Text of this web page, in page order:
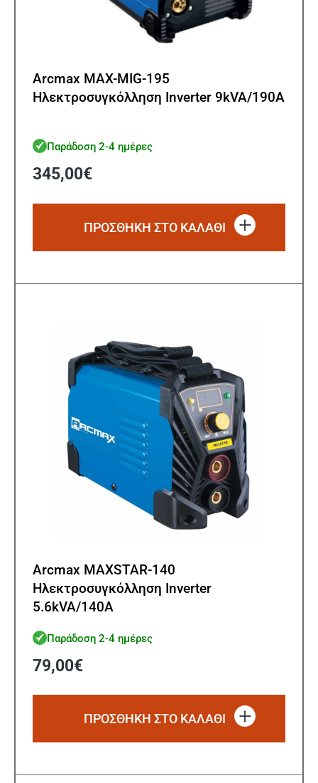
Arcmax MAX-MIG-195
Ηλεκτροσυγκόλληση Inverter 9kVA/190A
Παράδοση 2-4 ημέρες
345,00€
ΠΡΟΣΘΗΚΗ ΣΤΟ ΚΑΛΑΘΙ
Arcmax MAXSTAR-140
Ηλεκτροσυγκόλληση Inverter
5.6kVA/140A
Παράδοση 2-4 ημέρες
79,00€
ΠΡΟΣΘΗΚΗ ΣΤΟ ΚΑΛΑΘΙ